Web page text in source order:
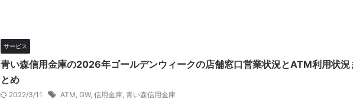
サービス
青い森信用金庫の2026年ゴールデンウィークの店舗窓口営業状況とATM利用状況
とめ
2022/3/11 ATM, GW, 信用金庫, 青い森信用金庫